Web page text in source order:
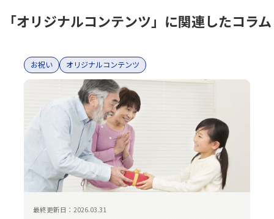
「オリジナルコンテンツ」に関連したコラム
お祝い オリジナルコンテンツ
最終更新日：2026.03.31